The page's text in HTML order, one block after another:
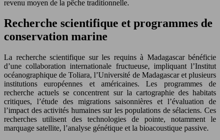
revenu moyen de la pêche traditionnelle.
Recherche scientifique et programmes de
conservation marine
La recherche scientifique sur les requins à Madagascar bénéficie
d’une collaboration internationale fructueuse, impliquant l’Institut
océanographique de Toliara, l’Université de Madagascar et plusieurs
institutions européennes et américaines. Les programmes de
recherche actuels se concentrent sur la cartographie des habitats
critiques, l’étude des migrations saisonnières et l’évaluation de
l’impact des activités humaines sur les populations de sélaciens. Ces
recherches utilisent des technologies de pointe, notamment le
marquage satellite, l’analyse génétique et la bioacoustique passive.